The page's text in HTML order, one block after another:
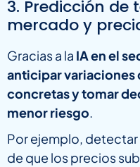
3. Predicción de
mercado y
Gracias a la IA en el
anticipar variaciones
concretas y tomar
menor riesgo.
Por ejemplo,
de que los precios